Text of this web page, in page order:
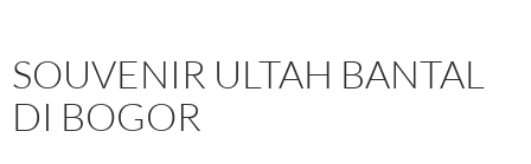
SOUVENIR ULTAH BANTAL
DI BOGOR